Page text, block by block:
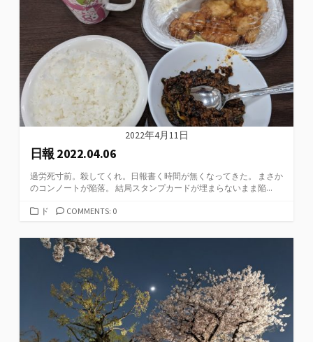
2022年4月11日
日報 2022.04.06
過労死寸前。殺してくれ。日報書く時間が無くなってきた。 まさか
のコンノートが陥落。 結局スタンプカードが埋まらないまま陥...
カ
ゴ
リ
ド COMMENTS: 0